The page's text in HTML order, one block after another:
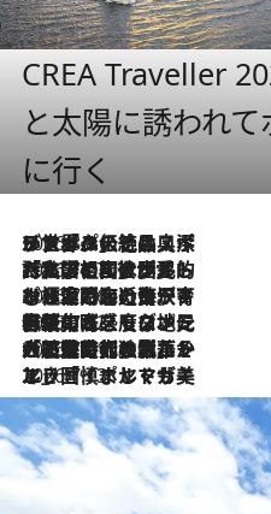
CREA Traveller
と太陽に誘われ
に行く
2026.8.8
リスボンの絶品スイーツ「パステル・デ・ナタ」とは？ポルトガル伝統の奥深い世界へ
2026.7.27
「私の祖国はポルトガル語です」国民的詩人フェルナンド・ペソアと、彼が愛した文学の街を歩く
2026.7.26
ポルトガル近海が育む極上の海の幸。キリリと冷えた白ワインと愉しむ、シーフード専門店の贅沢
2026.7.22
伝統の味をモダンに昇華。高感度な地元客が集う、リスボンの最旬ガストロノミー
2026.7.21
大航海時代の栄華から、震災、独裁、そして革命へ。ポルトガル・首都リスボンの石畳に刻まれた「歴史の光と影」
2026.7.13
エッセイ・ヤマザキマリ「慎ましくも美しき国 ポルトガル」